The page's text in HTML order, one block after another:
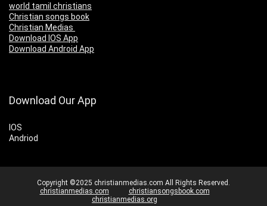
world tamil christians
Christian songs book
Christian Medias
Download IOS App
Download Android App
Download Our App
IOS
Andriod
Copyright ©2025 christianmedias.com All Rights Reserved.
christianmedias.com
christiansongsbook.com
christianmedias.org